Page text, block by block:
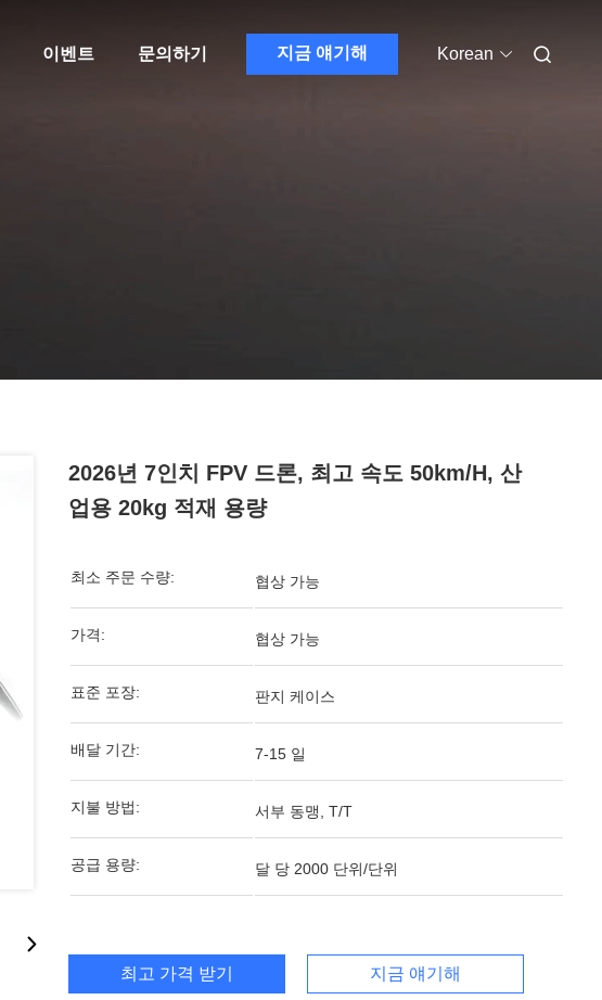
이벤트 문의하기 지금 얘기해 Korean
2026년 7인치 FPV 드론, 최고 속도 50km/h, 산
업용 20kg 적재 용량
최소 주문 수량: 협상 가능
가격: 협상 가능
표준 포장: 판지 케이스
배달 기간: 7-15 일
지불 방법: 서부 동맹, T/T
공급 용량: 달 당 2000 단위/단위
최고 가격 받기 지금 얘기해